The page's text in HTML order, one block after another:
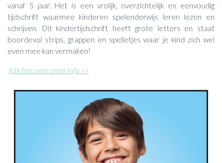
vanaf 5 jaar. Het is een vrolijk, overzichtelijk en eenvoudig
tijdschrift waarmee kinderen spelenderwijs leren lezen en
schrijven. Dit kindertijdschrift heeft grote letters en staat
boordevol strips, grappen en spelletjes waar je kind zich wel
even mee kan vermaken!
Klik hier voor meer info >>